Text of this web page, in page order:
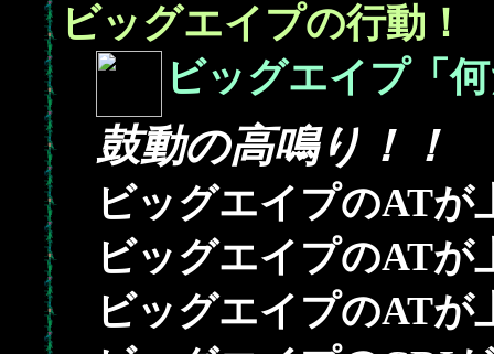
ビッグエイプの行動！
ビッグエイプ「
鼓動の高鳴り！！
ビッグエイプのATが
ビッグエイプのATが
ビッグエイプのATが